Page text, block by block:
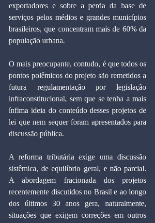
exportadores e sobre a perda da base de
serviços pelos médios e grandes municípios
brasileiros, que concentram mais de 60% da
população urbana.
O mais preocupante, contudo, é que todos os
pontos polêmicos do projeto são remetidos a
futura regulamentação por legislação
infraconstitucional, sem que se tenha a mais
ínfima ideia do conteúdo desses projetos de
lei que nem sequer foram apresentados para
discussão pública.
A reforma tributária exige uma discussão
sistêmica, de equilíbrio geral, e não parcial.
A abordagem fracionada dos projetos
recentemente discutidos no Brasil e ao longo
dos últimos 30 anos gera, naturalmente,
situações que exigem correções em outros